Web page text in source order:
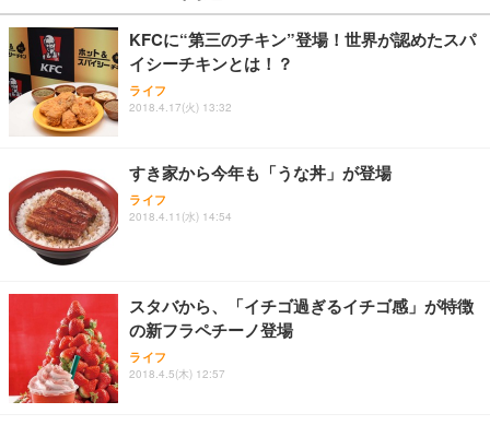
￥27,999
Sezlife オフィスチェア デスクチェア 疲れない テレ
ワーク チェア 強化バックレスト 30度ロッキング機
能 人間工学 椅子 腰サポート 90度跳ね上げ式アーム
務用 おしゃれ パソコンチェア (ブラック)
Sezlife オフィスチェア デスクチェア 疲れない テレ
ワーク チェア 強化バックレスト 30度ロッキング機
務用 おしゃれ パソコンチェア (ホワイト)
ANDWINT オフィスチェア デスクチェア 肘なし メ
ッシュ 通気性 ランバーサポート付き 腰サポート ガ
ス圧無段階昇降 360度回転 キャスター付き コンパク
￥109,572
【純正品】27"ゲーミングモニター DualSense 充電
フック付き（CFI-ZDM1J）
【整備済み品】Dell E2724HS 27インチ 液晶モニタ
ー フルHD（1920×1080）VA 非光沢 HDMI/DisplayP
【MiniLED/24.5inch/280Hz/FHD】GRAPHT THE S
HOOTER Gaming Monitor 24” Essential ゲーミン
グモニター QD 24.5インチ 1ms FHD 量子ドット 残
￥3,234
ネオ・ルーライフ ネオ・オムツ L 中型犬用 26枚入
り 単品
Smart Basic(スマートベーシック) 【Amazon.co.jp
限定】 Smart Basic アイリスオーヤマ ペットシーツ
アイリスオーヤマ ペットシーツ 超厚型 お徳用 レギ
ュラー 200枚入【Amazon.co.jp限定】
KFCに“第三のチキン”登場！世界が認めたスパ
イシーチキンとは！？
ライフ
2018.4.17(火) 13:32
すき家から今年も「うな丼」が登場
ライフ
2018.4.11(水) 14:54
スタバから、「イチゴ過ぎるイチゴ感」が特徴
の新フラペチーノ登場
ライフ
2018.4.5(木) 12:57